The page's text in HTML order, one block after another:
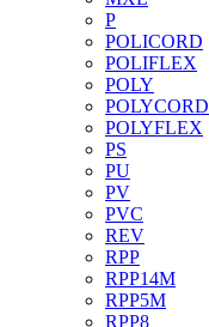
P
POLICORD
POLIFLEX
POLY
POLYCORD
POLYFLEX
PS
PU
PV
PVC
REV
RPP
RPP14M
RPP5M
RPP8